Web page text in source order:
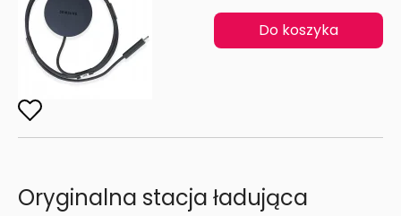
Do koszyka
Oryginalna stacja ładująca